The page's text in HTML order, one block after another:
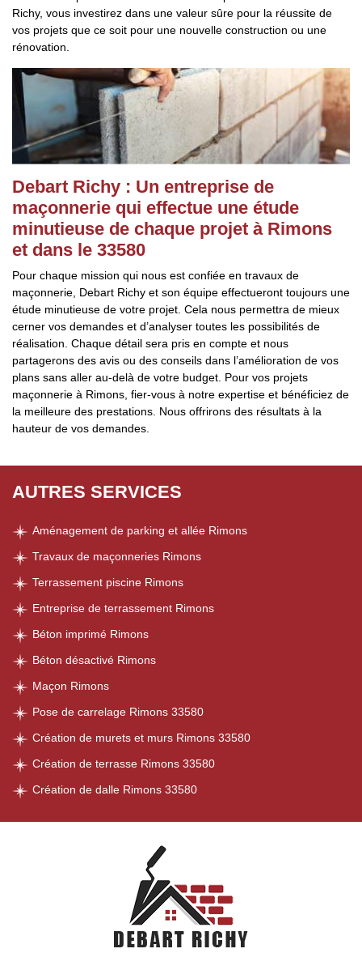
Richy, vous investirez dans une valeur sûre pour la réussite de
vos projets que ce soit pour une nouvelle construction ou une
rénovation.
Debart Richy : Un entreprise de
maçonnerie qui effectue une étude
minutieuse de chaque projet à Rimons
et dans le 33580
Pour chaque mission qui nous est confiée en travaux de
maçonnerie, Debart Richy et son équipe effectueront toujours une
étude minutieuse de votre projet. Cela nous permettra de mieux
cerner vos demandes et d’analyser toutes les possibilités de
réalisation. Chaque détail sera pris en compte et nous
partagerons des avis ou des conseils dans l’amélioration de vos
plans sans aller au-delà de votre budget. Pour vos projets
maçonnerie à Rimons, fier-vous à notre expertise et bénéficiez de
la meilleure des prestations. Nous offrirons des résultats à la
hauteur de vos demandes.
AUTRES SERVICES
Aménagement de parking et allée Rimons
Travaux de maçonneries Rimons
Terrassement piscine Rimons
Entreprise de terrassement Rimons
Béton imprimé Rimons
Béton désactivé Rimons
Maçon Rimons
Pose de carrelage Rimons 33580
Création de murets et murs Rimons 33580
Création de terrasse Rimons 33580
Création de dalle Rimons 33580